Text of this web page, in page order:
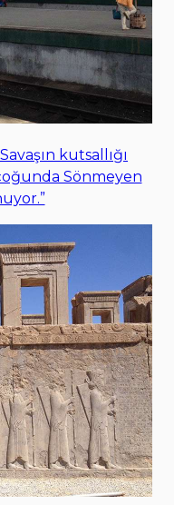
kutsallığı
Sönmeyen